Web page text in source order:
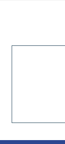
Slide 1 of 1